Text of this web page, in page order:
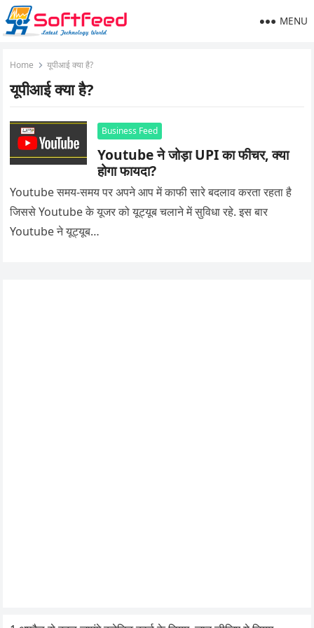
MENU
Home यूपीआई क्या है?
यूपीआई क्या है?
Business Feed
Youtube ने जोड़ा UPI का फीचर, क्या
होगा फायदा?
Youtube समय-समय पर अपने आप में काफी सारे बदलाव करता रहता है
जिससे Youtube के यूजर को यूट्यूब चलाने में सुविधा रहे. इस बार
Youtube ने यूट्यूब…